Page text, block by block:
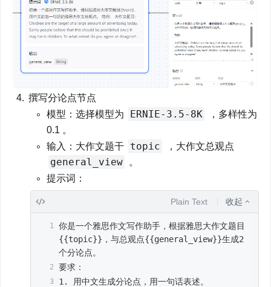
撰写分论点节点
模型：选择模型为
ERNIE-3.5-8K
，多样性为
0.1 。
输入：大作文题干
topic
general_view
。
提示词：
Plain Text 收起
你是一个雅思作文写作助手，根据雅思大作文题目
{{topic}}，与总观点{{general_view}}生成2
个分论点。
要求：
1. 用中文生成分论点，用一句话表述。